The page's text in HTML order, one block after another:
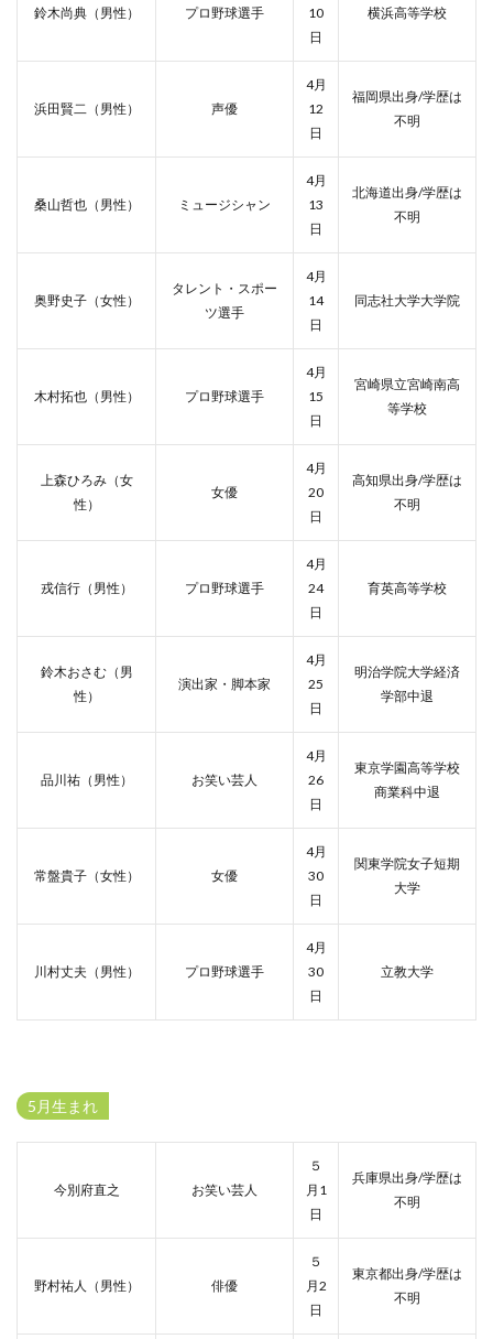
鈴木尚典（男性） プロ野球選手
10
日
横浜高等学校
浜田賢二（男性） 声優
4月
12
日
福岡県出身/学歴は
不明
桑山哲也（男性） ミュージシャン
4月
13
日
北海道出身/学歴は
不明
奥野史子（女性）
タレント・スポー
ツ選手
4月
14
日
同志社大学大学院
木村拓也（男性） プロ野球選手
4月
15
日
宮崎県立宮崎南高
等学校
上森ひろみ（女
性）
女優
4月
20
日
高知県出身/学歴は
不明
戎信行（男性） プロ野球選手
4月
24
日
育英高等学校
鈴木おさむ（男
性）
演出家・脚本家
4月
25
日
明治学院大学経済
学部中退
品川祐（男性） お笑い芸人
4月
26
日
東京学園高等学校
商業科中退
常盤貴子（女性） 女優
4月
30
日
関東学院女子短期
大学
川村丈夫（男性） プロ野球選手
4月
30
日
立教大学
5月生まれ
今別府直之 お笑い芸人
５
月1
日
兵庫県出身/学歴は
不明
野村祐人（男性） 俳優
５
月2
日
東京都出身/学歴は
不明